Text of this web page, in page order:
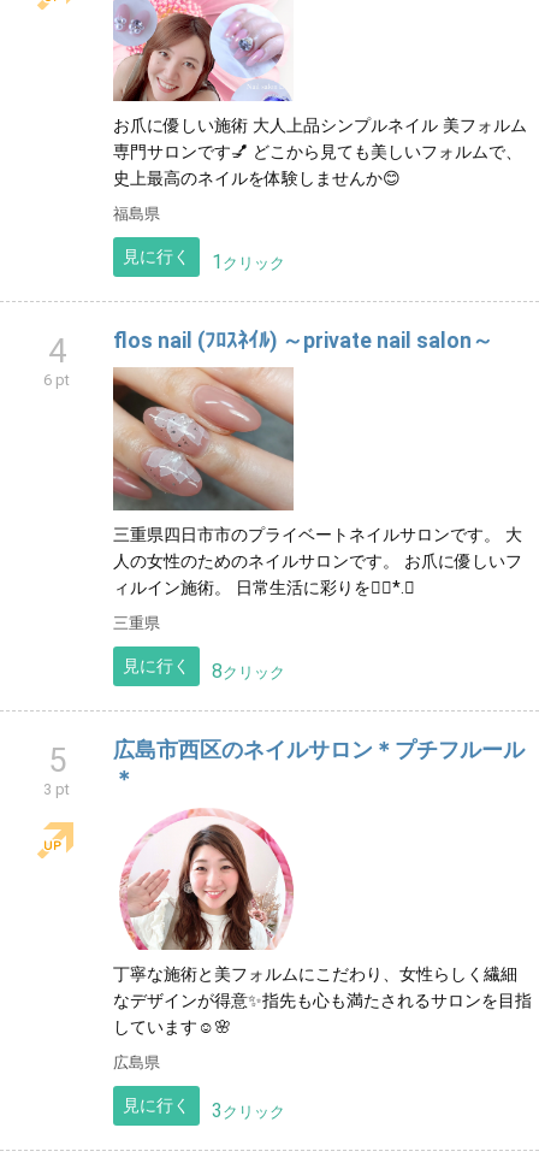
お爪に優しい施術 大人上品シンプルネイル 美フォルム
専門サロンです💅 どこから見ても美しいフォルムで、
史上最高のネイルを体験しませんか😊
福島県
見に行く 1 クリック
4
6 pt
flos nail (ﾌﾛｽﾈｲﾙ) ～private nail salon～
三重県四日市市のプライベートネイルサロンです。 大
人の女性のためのネイルサロンです。 お爪に優しいフ
ィルイン施術。 日常生活に彩りを❁⃘*.ﾟ
三重県
見に行く 8クリック
5
3 pt
広島市西区のネイルサロン＊プチフルール
＊
丁寧な施術と美フォルムにこだわり、女性らしく繊細
なデザインが得意✨指先も心も満たされるサロンを目指
しています☺️🌸
広島県
見に行く 3 クリック